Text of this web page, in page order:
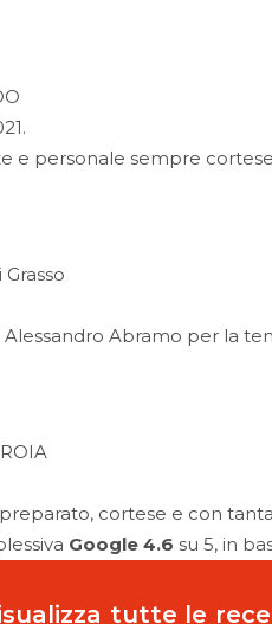
e personale sempre
Alessandro Abramo per la
cortese e con
Google 4.6 su 5, in
tutte le